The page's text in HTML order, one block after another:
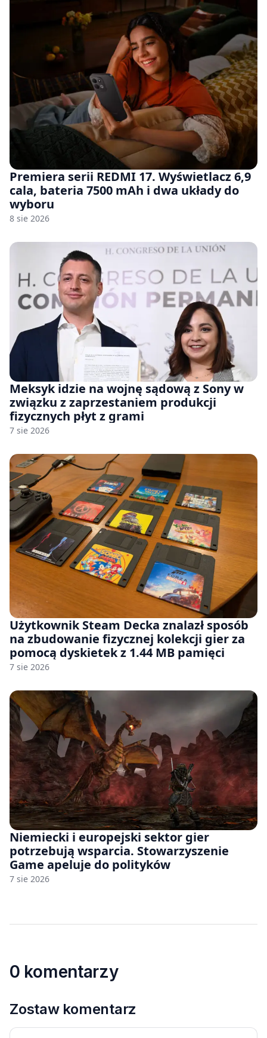
Premiera serii REDMI 17. Wyświetlacz 6,9
cala, bateria 7500 mAh i dwa układy do
wyboru
8 sie 2026
Meksyk idzie na wojnę sądową z Sony w
związku z zaprzestaniem produkcji
fizycznych płyt z grami
7 sie 2026
Użytkownik Steam Decka znalazł sposób
na zbudowanie fizycznej kolekcji gier za
pomocą dyskietek z 1.44 MB pamięci
7 sie 2026
Niemiecki i europejski sektor gier
potrzebują wsparcia. Stowarzyszenie
Game apeluje do polityków
7 sie 2026
0 komentarzy
Zostaw komentarz